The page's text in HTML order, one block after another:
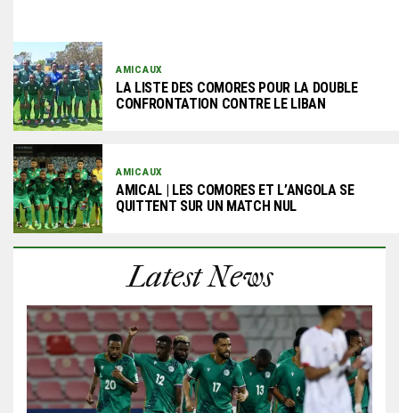
AMICAUX
LA LISTE DES COMORES POUR LA DOUBLE
CONFRONTATION CONTRE LE LIBAN
AMICAUX
AMICAL | LES COMORES ET L’ANGOLA SE
QUITTENT SUR UN MATCH NUL
Latest News